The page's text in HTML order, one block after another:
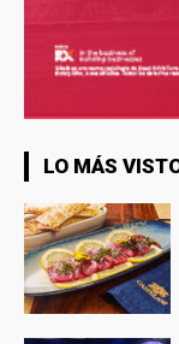
LO MÁS